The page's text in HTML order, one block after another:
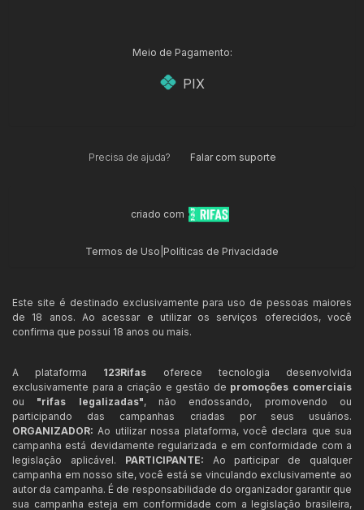
Meio de Pagamento:
PIX
Precisa de ajuda? Falar com suporte
criado com
Termos de Uso Políticas de Privacidade
Este site é destinado exclusivamente para uso de pessoas maiores
de 18 anos. Ao acessar e utilizar os serviços oferecidos, você
confirma que possui 18 anos ou mais.
A plataforma 123Rifas oferece tecnologia desenvolvida
exclusivamente para a criação e gestão de promoções comerciais
ou "rifas legalizadas", não endossando, promovendo ou
participando das campanhas criadas por seus usuários.
ORGANIZADOR: Ao utilizar nossa plataforma, você declara que sua
campanha está devidamente regularizada e em conformidade com a
legislação aplicável. PARTICIPANTE: Ao participar de qualquer
campanha em nosso site, você está se vinculando exclusivamente ao
autor da campanha. É de responsabilidade do organizador garantir que
sua campanha esteja em conformidade com a legislação brasileira,